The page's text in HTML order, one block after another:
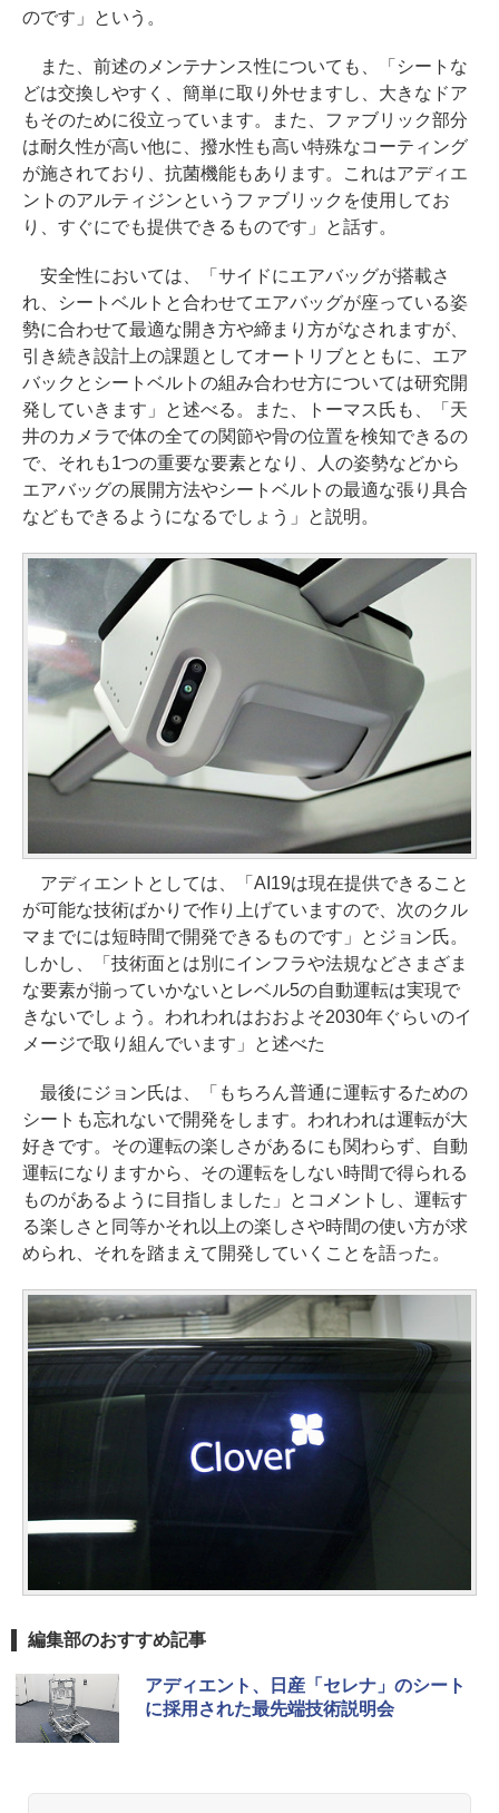
のです」という。
また、前述のメンテナンス性についても、「シートな
どは交換しやすく、簡単に取り外せますし、大きなドア
もそのために役立っています。また、ファブリック部分
は耐久性が高い他に、撥水性も高い特殊なコーティング
が施されており、抗菌機能もあります。これはアディエ
ントのアルティジンというファブリックを使用してお
り、すぐにでも提供できるものです」と話す。
安全性においては、「サイドにエアバッグが搭載さ
れ、シートベルトと合わせてエアバッグが座っている姿
勢に合わせて最適な開き方や締まり方がなされますが、
引き続き設計上の課題としてオートリブとともに、エア
バックとシートベルトの組み合わせ方については研究開
発していきます」と述べる。また、トーマス氏も、「天
井のカメラで体の全ての関節や骨の位置を検知できるの
で、それも1つの重要な要素となり、人の姿勢などから
エアバッグの展開方法やシートベルトの最適な張り具合
などもできるようになるでしょう」と説明。
アディエントとしては、「AI19は現在提供できること
が可能な技術ばかりで作り上げていますので、次のクル
マまでには短時間で開発できるものです」とジョン氏。
しかし、「技術面とは別にインフラや法規などさまざま
な要素が揃っていかないとレベル5の自動運転は実現で
きないでしょう。われわれはおおよそ2030年ぐらいのイ
メージで取り組んでいます」と述べた
最後にジョン氏は、「もちろん普通に運転するための
シートも忘れないで開発をします。われわれは運転が大
好きです。その運転の楽しさがあるにも関わらず、自動
運転になりますから、その運転をしない時間で得られる
ものがあるように目指しました」とコメントし、運転す
る楽しさと同等かそれ以上の楽しさや時間の使い方が求
められ、それを踏まえて開発していくことを語った。
編集部のおすすめ記事
アディエント、日産「セレナ」のシート
に採用された最先端技術説明会